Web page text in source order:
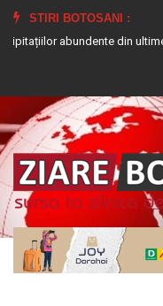
STIRI BOTOSANI :
abundente din ultimele ore